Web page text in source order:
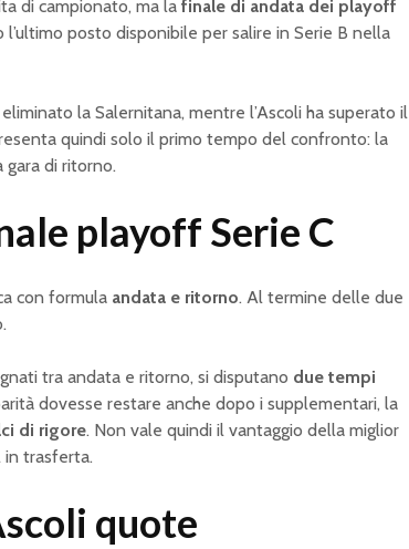
di campionato, ma la finale di andata dei playoff
l’ultimo posto disponibile per salire in Serie B nella
la Salernitana, mentre l’Ascoli ha superato il
quindi solo il primo tempo del confronto: la
di ritorno.
playoff Serie C
con formula andata e ritorno. Al termine delle due
tra andata e ritorno, si disputano due tempi
dovesse restare anche dopo i supplementari, la
di rigore. Non vale quindi il vantaggio della miglior
in trasferta.
quote